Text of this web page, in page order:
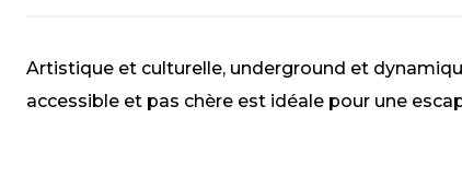
Artistique et culturelle, underground et
accessible et pas chère est idéale pour une